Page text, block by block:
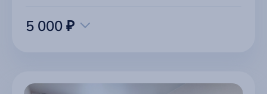
5 000 ₽